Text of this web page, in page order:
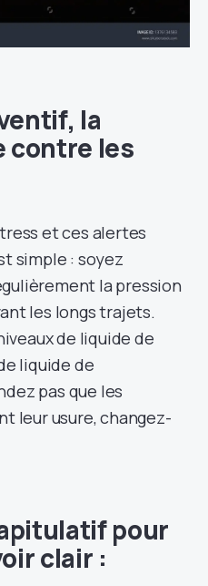
la
contre les
et ces alertes
simple : soyez
la pression
les longs trajets.
de liquide de
liquide de
pas que les
leur usure, changez-
pour
clair :